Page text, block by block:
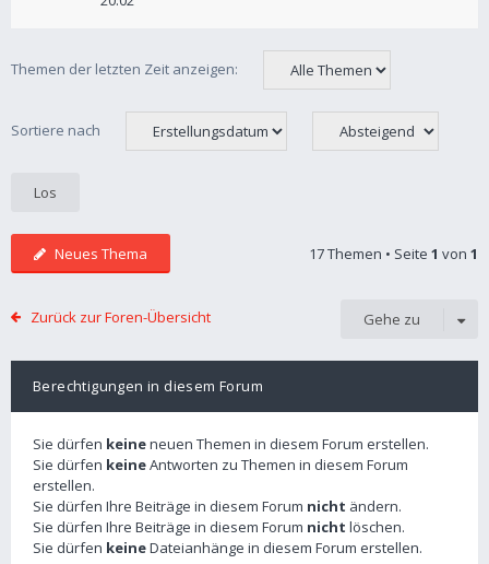
Themen der letzten Zeit anzeigen:
Sortiere nach
Neues Thema 17 Themen • Seite 1 von 1
Zurück zur Foren-Übersicht Gehe zu
Berechtigungen in diesem Forum
Sie dürfen keineneuen Themen in diesem Forum erstellen.
Sie dürfen keineAntworten zu Themen in diesem Forum
erstellen.
Sie dürfen Ihre Beiträge in diesem Forum nicht ändern.
Sie dürfen Ihre Beiträge in diesem Forum nicht löschen.
Sie dürfen keineDateianhänge in diesem Forum erstellen.